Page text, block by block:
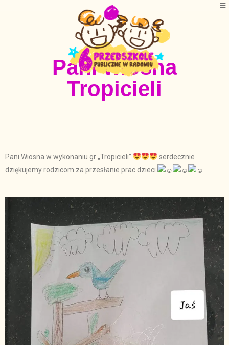
Pani wiosna
Tropicieli
Pani Wiosna w wykonaniu gr „Tropicieli”
serdecznie
dziękujemy rodzicom za przesłanie prac dzieci